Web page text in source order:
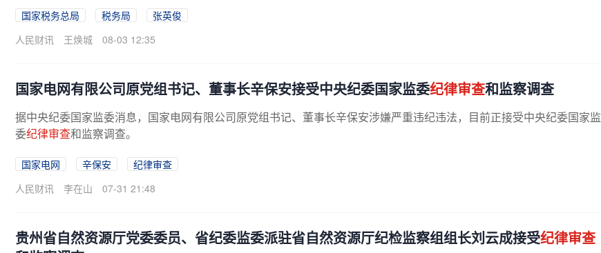
国家税务总局 税务局
张英俊
人民财讯
王焕城 08-03 12:35
国家电网有限公司原党组书记、董事长辛保安接受中央纪委国家监委纪律审查和监察调查
据中央纪委国家监委消息，国家电网有限公司原党组书记、董事长辛保安涉嫌严重违纪违法，目前正接受中央纪委国家监
委纪律审查和监察调查。
国家电网 辛保安
纪律审查
人民财讯
李在山 07-31 21:48
贵州省自然资源厅党委委员、省纪委监委派驻省自然资源厅纪检监察组组长刘云成接受纪律审查